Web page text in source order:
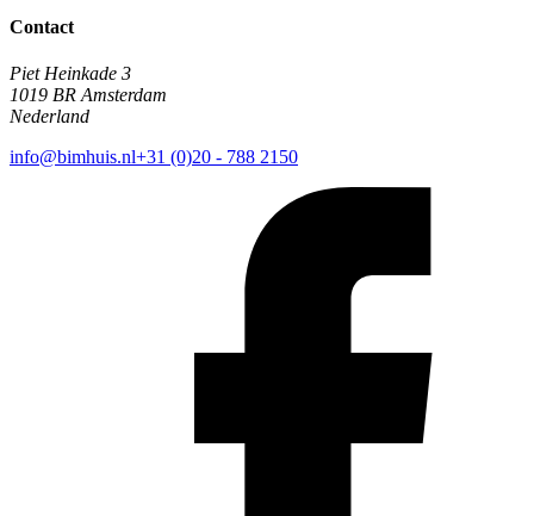
Contact
Piet Heinkade 3
1019 BR Amsterdam
Nederland
info@bimhuis.nl+31 (0)20 - 788 2150